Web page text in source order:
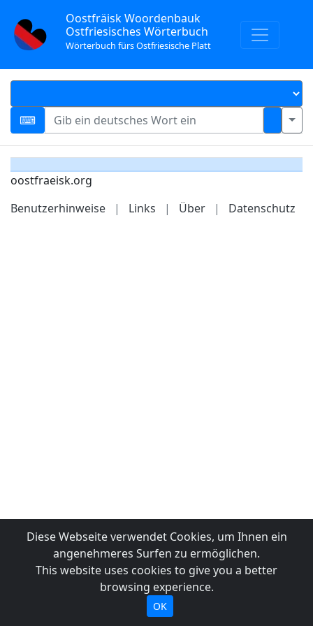
Oostfräisk Woordenbauk
Ostfriesisches Wörterbuch
Wörterbuch fürs Ostfriesische Platt
oostfraeisk.org
Benutzerhinweise
| Links | Über | Datenschutz
Diese Webseite verwendet Cookies, um Ihnen ein
angenehmeres Surfen zu ermöglichen.
This website uses cookies to give you a better
browsing experience.
OK